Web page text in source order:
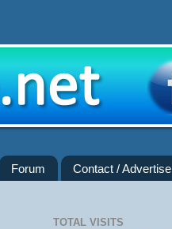
Forum Contact / Advertise
TOTAL VISITS